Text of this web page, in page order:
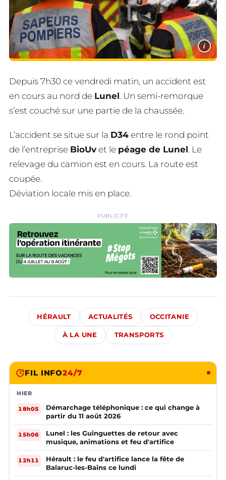
i
Depuis 7h30 ce vendredi matin, un accident est
en cours au nord de Lunel. Un semi-remorque
s’est couché sur une partie de la chaussée.
L’accident se situe sur la D34 entre le rond point
de l’entreprise BioUv et le péage de Lunel. Le
relevage du camion est en cours. La route est
coupée.
Déviation locale mis en place.
PUBLICITÉ
HÉRAULT ACTUALITÉS OCCITANIE
À LA UNE TRANSPORTS
FIL INFO24/7
HIER
18h05
Démarchage téléphonique : ce qui change à
partir du 11 août 2026
15h06
Lunel : les Guinguettes de retour avec
musique, animations et feu d'artifice
12h11
Hérault : le feu d'artifice lance la fête de
Balaruc-les-Bains ce lundi